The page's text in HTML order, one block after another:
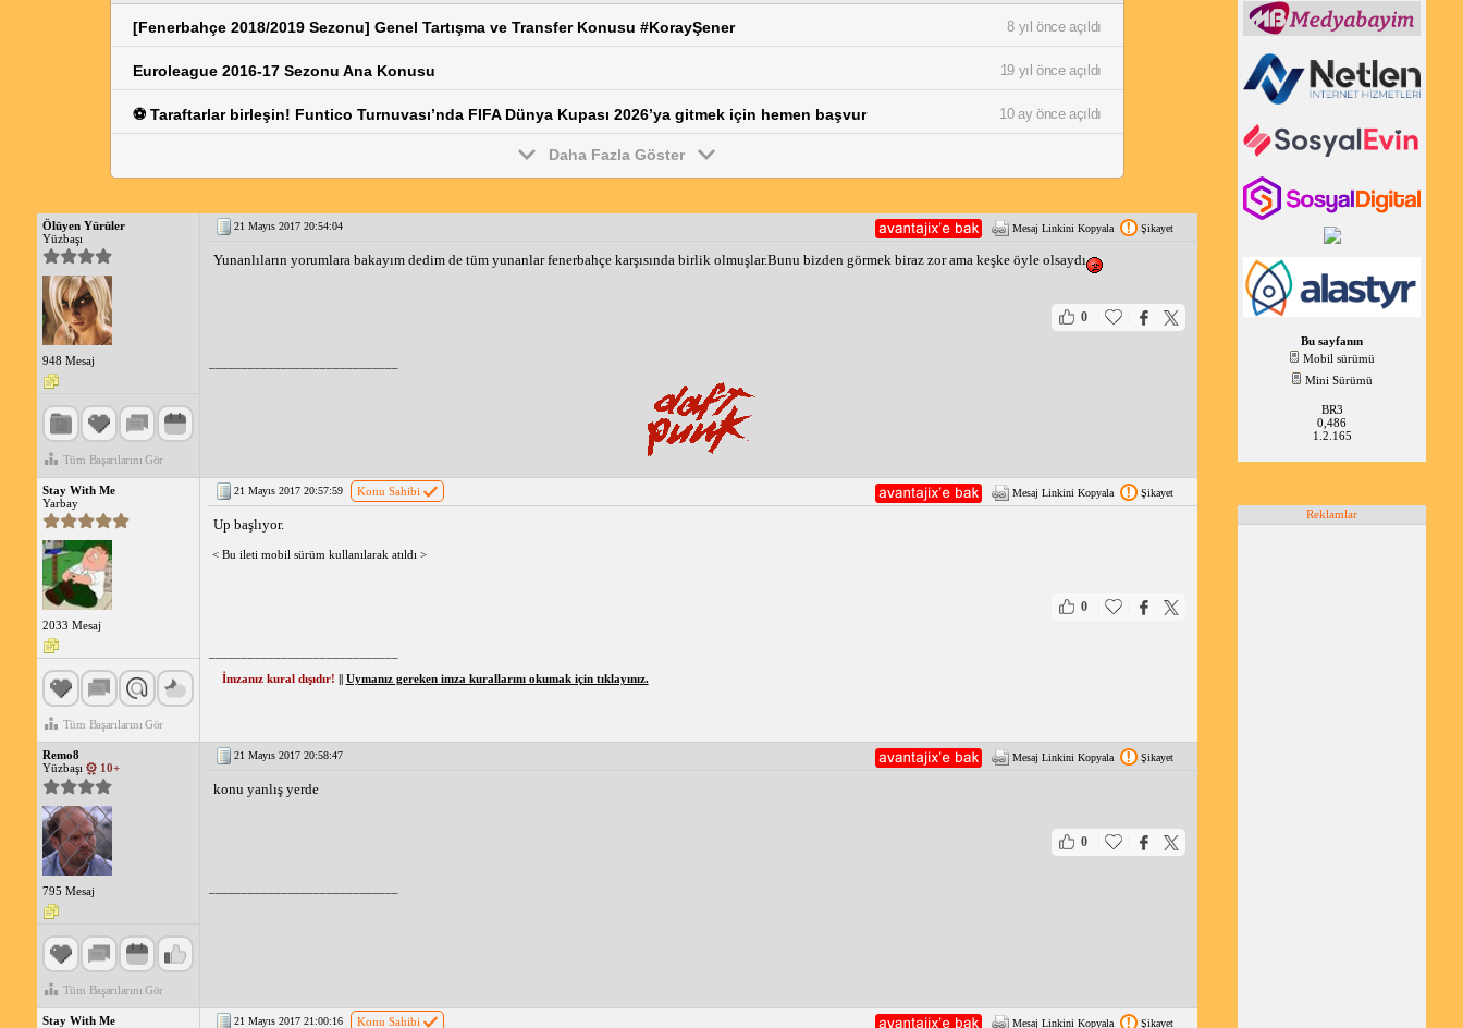
[Fenerbahçe 2018/2019 Sezonu] Genel Tartışma ve Transfer Konusu #KorayŞener 8 yıl önce açıldı
Euroleague 2016-17 Sezonu Ana Konusu 19 yıl önce açıldı
⚽ Taraftarlar birleşin! Funtico Turnuvası’nda FIFA Dünya Kupası 2026’ya gitmek için hemen başvur 10 ay önce açıldı
Daha Fazla Göster
Ölüyen Yürüler
Yüzbaşı
948 Mesaj
Tüm Başarılarını Gör
21 Mayıs 2017 20:54:04 Mesaj Linkini Kopyala Şikayet
Yunanlıların yorumlara bakayım dedim de tüm yunanlar fenerbahçe karşısında birlik olmuşlar.Bunu bizden görmek biraz zor ama keşke öyle olsaydı
0
Stay With Me
Yarbay
2033 Mesaj
Tüm Başarılarını Gör
21 Mayıs 2017 20:57:59 Konu Sahibi Mesaj Linkini Kopyala Şikayet
Up başlıyor.
< Bu ileti mobil sürüm kullanılarak atıldı >
0
İmzanız kural dışıdır! || Uymanız gereken imza kurallarını okumak için tıklayınız.
Remo8
Yüzbaşı
10+
795 Mesaj
Tüm Başarılarını Gör
21 Mayıs 2017 20:58:47 Mesaj Linkini Kopyala Şikayet
konu yanlış yerde
0
Stay With Me
21 Mayıs 2017 21:00:16 Konu Sahibi Mesaj Linkini Kopyala Şikayet
Bu sayfanın
Mobil sürümü
Mini Sürümü
BR3
0,486
1.2.165
Reklamlar